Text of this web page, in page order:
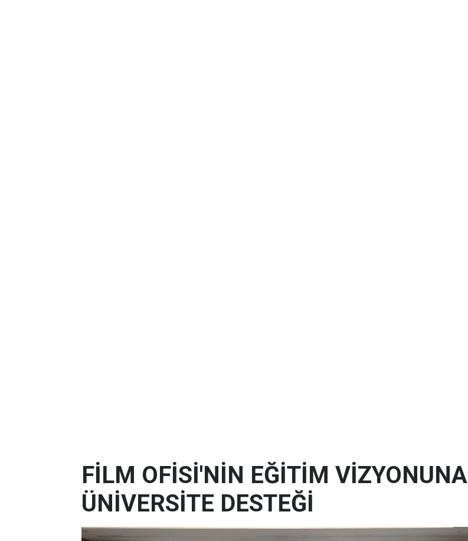
FİLM OFİSİ'NİN EĞİTİM VİZYONUNA
ÜNİVERSİTE DESTEĞİ